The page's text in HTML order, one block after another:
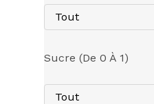
Tout
Sucre (de 0 À 1)
Tout